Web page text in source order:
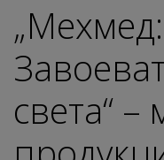
„Мехмед:
света“